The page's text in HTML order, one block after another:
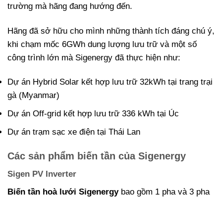
trường mà hãng đang hướng đến.
Hãng đã sở hữu cho mình những thành tích đáng chú ý,
khi chạm mốc 6GWh dung lượng lưu trữ và một số
công trình lớn mà Sigenergy đã thực hiện như:
Dự án Hybrid Solar kết hợp lưu trữ 32kWh tại trang trại
gà (Myanmar)
Dự án Off-grid kết hợp lưu trữ 336 kWh tại Úc
Dự án trạm sạc xe điện tại Thái Lan
Các sản phẩm biến tần của Sigenergy
Sigen PV Inverter
Biến tần hoà lưới Sigenergybao gồm 1 pha và 3 pha